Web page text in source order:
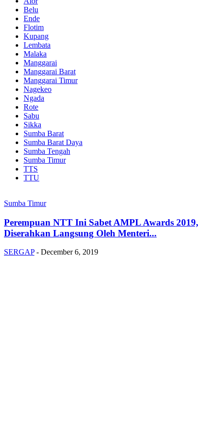
Belu
Ende
Flotim
Kupang
Lembata
Malaka
Manggarai
Manggarai Barat
Manggarai Timur
Nagekeo
Ngada
Rote
Sabu
Sikka
Sumba Barat
Sumba Barat Daya
Sumba Tengah
Sumba Timur
TTS
TTU
Sumba Timur
Perempuan NTT Ini Sabet AMPL Awards 2019,
Diserahkan Langsung Oleh Menteri...
SERGAP - December 6, 2019